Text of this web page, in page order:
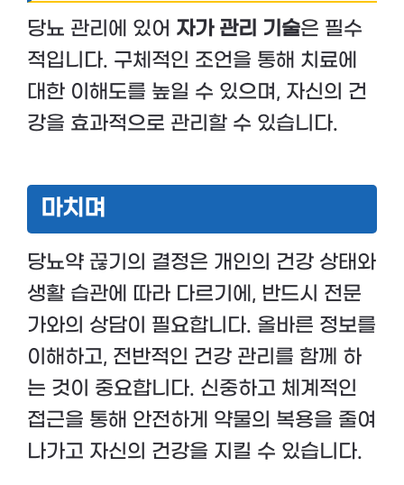
당뇨 관리에 있어 자가 관리 기술은 필수
적입니다. 구체적인 조언을 통해 치료에
대한 이해도를 높일 수 있으며, 자신의 건
강을 효과적으로 관리할 수 있습니다.
마치며
당뇨약 끊기의 결정은 개인의 건강 상태와
생활 습관에 따라 다르기에, 반드시 전문
가와의 상담이 필요합니다. 올바른 정보를
이해하고, 전반적인 건강 관리를 함께 하
는 것이 중요합니다. 신중하고 체계적인
접근을 통해 안전하게 약물의 복용을 줄여
나가고 자신의 건강을 지킬 수 있습니다.